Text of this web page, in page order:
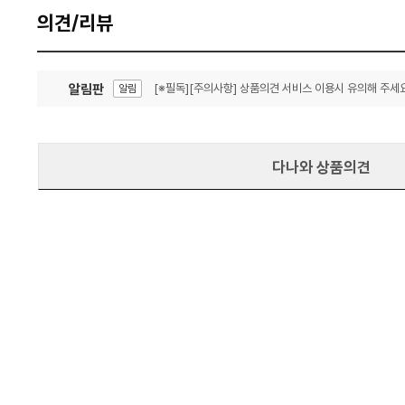
의견/리뷰
알림판 알림 [※필독][주의사항] 상품의견 서비스 이용시 유의해 주세
다나와 상품의견